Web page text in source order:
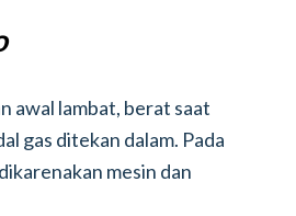
awal lambat, berat saat
gas ditekan dalam. Pada
mesin dan